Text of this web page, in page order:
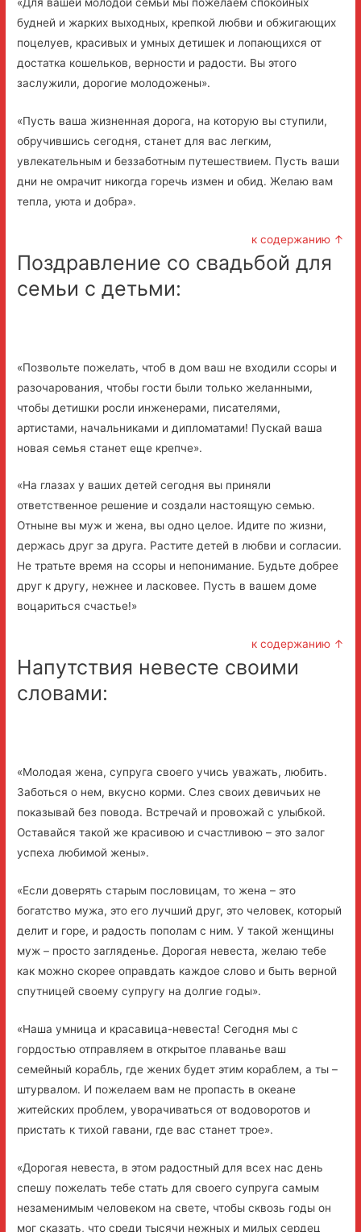
будней и жарких выходных, крепкой любви и обжигающих
поцелуев, красивых и умных детишек и лопающихся от
достатка кошельков, верности и радости. Вы этого
заслужили, дорогие молодожены».
«Пусть ваша жизненная дорога, на которую вы ступили,
обручившись сегодня, станет для вас легким,
увлекательным и беззаботным путешествием. Пусть ваши
дни не омрачит никогда горечь измен и обид. Желаю вам
тепла, уюта и добра».
к содержанию ↑
Поздравление со свадьбой для
семьи с детьми:
«Позвольте пожелать, чтоб в дом ваш не входили ссоры и
разочарования, чтобы гости были только желанными,
чтобы детишки росли инженерами, писателями,
артистами, начальниками и дипломатами! Пускай ваша
новая семья станет еще крепче».
«На глазах у ваших детей сегодня вы приняли
ответственное решение и создали настоящую семью.
Отныне вы муж и жена, вы одно целое. Идите по жизни,
держась друг за друга. Растите детей в любви и согласии.
Не тратьте время на ссоры и непонимание. Будьте добрее
друг к другу, нежнее и ласковее. Пусть в вашем доме
воцариться счастье!»
к содержанию ↑
Напутствия невесте своими
словами:
«Молодая жена, супруга своего учись уважать, любить.
Заботься о нем, вкусно корми. Слез своих девичьих не
показывай без повода. Встречай и провожай с улыбкой.
Оставайся такой же красивою и счастливою – это залог
успеха любимой жены».
«Если доверять старым пословицам, то жена – это
богатство мужа, это его лучший друг, это человек, который
делит и горе, и радость пополам с ним. У такой женщины
муж – просто загляденье. Дорогая невеста, желаю тебе
как можно скорее оправдать каждое слово и быть верной
спутницей своему супругу на долгие годы».
«Наша умница и красавица-невеста! Сегодня мы с
гордостью отправляем в открытое плаванье ваш
семейный корабль, где жених будет этим кораблем, а ты –
штурвалом. И пожелаем вам не пропасть в океане
житейских проблем, уворачиваться от водоворотов и
пристать к тихой гавани, где вас станет трое».
«Дорогая невеста, в этом радостный для всех нас день
спешу пожелать тебе стать для своего супруга самым
незаменимым человеком на свете, чтобы сквозь годы он
мог сказать, что среди тысячи нежных и милых сердец